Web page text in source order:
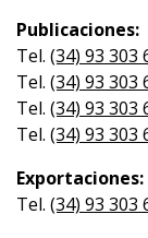
Publicaciones:
Tel. (34) 93 303
Tel. (34) 93 303
Tel. (34) 93 303
Tel. (34) 93 303
Exportaciones:
Tel. (34) 93 303